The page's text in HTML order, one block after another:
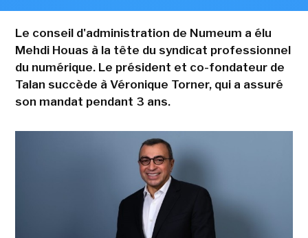
Le conseil d'administration de Numeum a élu
Mehdi Houas à la tête du syndicat professionnel
du numérique. Le président et co-fondateur de
Talan succède à Véronique Torner, qui a assuré
son mandat pendant 3 ans.